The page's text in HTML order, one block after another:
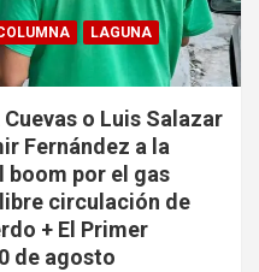
LAGUNA
o Luis Salazar
Fernández a la
boom por el gas
circulación de
+ El Primer
de agosto